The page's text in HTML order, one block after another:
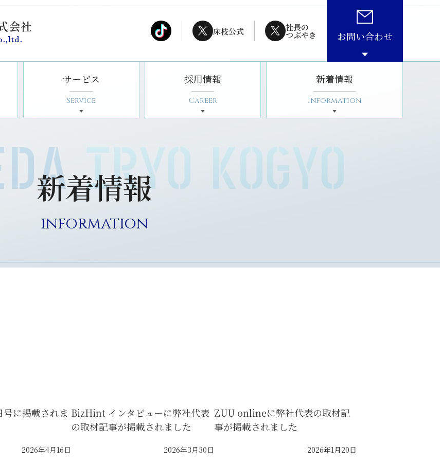
床枝公式 社長の
つぶやき お問い合わせ
サービス
Service
採用情報
Career
新着情報
Information
新着情報
information
に掲載されま
2026年4月16日
BizHint インタビューに弊社代表
の取材記事が掲載されました
2026年3月30日
ZUU onlineに弊社代表の取材記
事が掲載されました
2026年1月20日